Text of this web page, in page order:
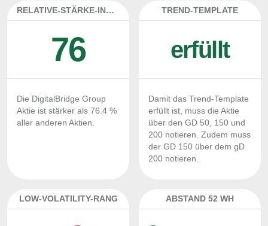
RELATIVE-STÄRKE-INDEX
76
Die DigitalBridge Group
Aktie ist stärker als 76.4 %
aller anderen Aktien.
TREND-TEMPLATE
erfüllt
Damit das Trend-Template
erfüllt ist, muss die Aktie
über den GD 50, 150 und
200 notieren. Zudem muss
der GD 150 über dem gD
200 notieren.
LOW-VOLATILITY-RANG ABSTAND 52 WH